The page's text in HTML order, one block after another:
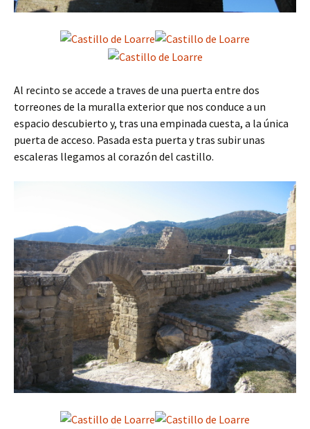
Al recinto se accede a traves de una puerta entre dos
torreones de la muralla exterior que nos conduce a un
espacio descubierto y, tras una empinada cuesta, a la única
puerta de acceso. Pasada esta puerta y tras subir unas
escaleras llegamos al corazón del castillo.